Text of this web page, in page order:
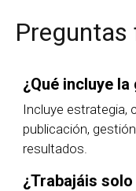
Preguntas
¿Qué incluye
Incluye estrategia,
publicación,
resultados.
¿Trabajáis